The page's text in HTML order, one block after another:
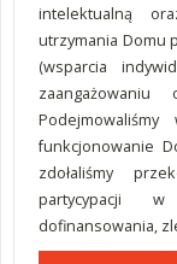
intelektualną
utrzymania Domu
(wsparcia
funkcjonowanie
zdołaliśmy
partycypacji
dofinansowania,